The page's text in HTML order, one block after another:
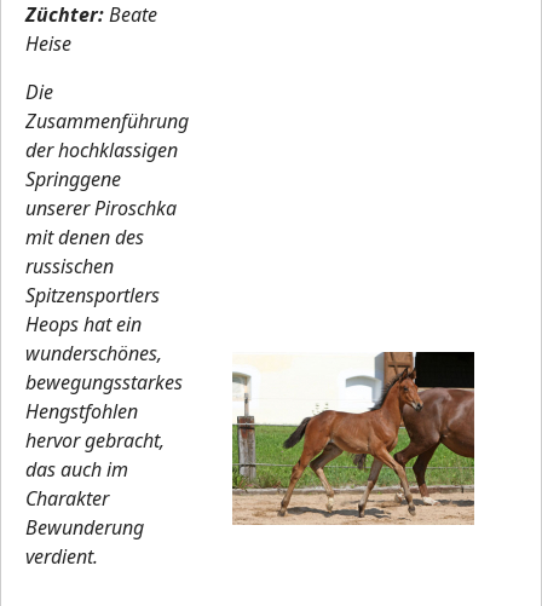
Züchter:Beate
Heise
Die
Zusammenführung
der hochklassigen
Springgene
unserer Piroschka
mit denen des
russischen
Spitzensportlers
Heops hat ein
wunderschönes,
bewegungsstarkes
Hengstfohlen
hervor gebracht,
das auch im
Charakter
Bewunderung
verdient.